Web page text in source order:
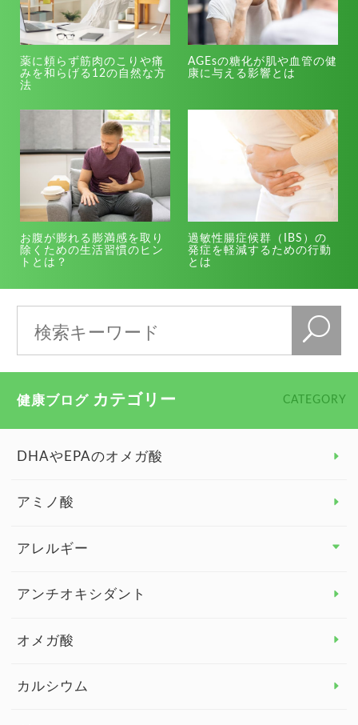
薬に頼らず筋肉のこりや痛
みを和らげる12の自然な方
法
AGEsの糖化が肌や血管の健
康に与える影響とは
お腹が膨れる膨満感を取り
除くための生活習慣のヒン
トとは？
過敏性腸症候群（IBS）の
発症を軽減するための行動
とは
健康ブログ カテゴリー CATEGORY
DHAやEPAのオメガ酸
アミノ酸
アレルギー
アレルギー トップ
アンチオキシダント
オメガ酸
カルシウム